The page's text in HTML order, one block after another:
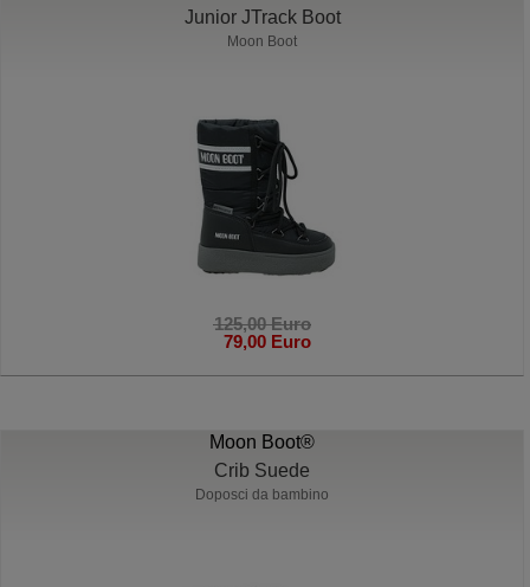
Junior JTrack Boot
Moon Boot
125,00 Euro
79,00 Euro
Moon Boot®
Crib Suede
Doposci da bambino